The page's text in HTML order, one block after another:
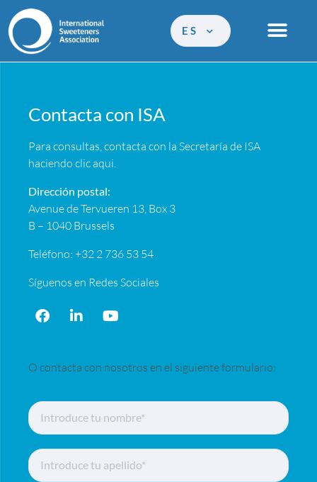
ES
Contacta con ISA
Para consultas, contacta con la Secretaría de ISA
haciendo clicaqui
Dirección postal:
Avenue de Tervueren 13, Box 3
B – 1040 Brussels
Teléfono: +32 2 736 53 54
Síguenos en Redes Sociales
O contacta con nosotros en el siguiente formulario: